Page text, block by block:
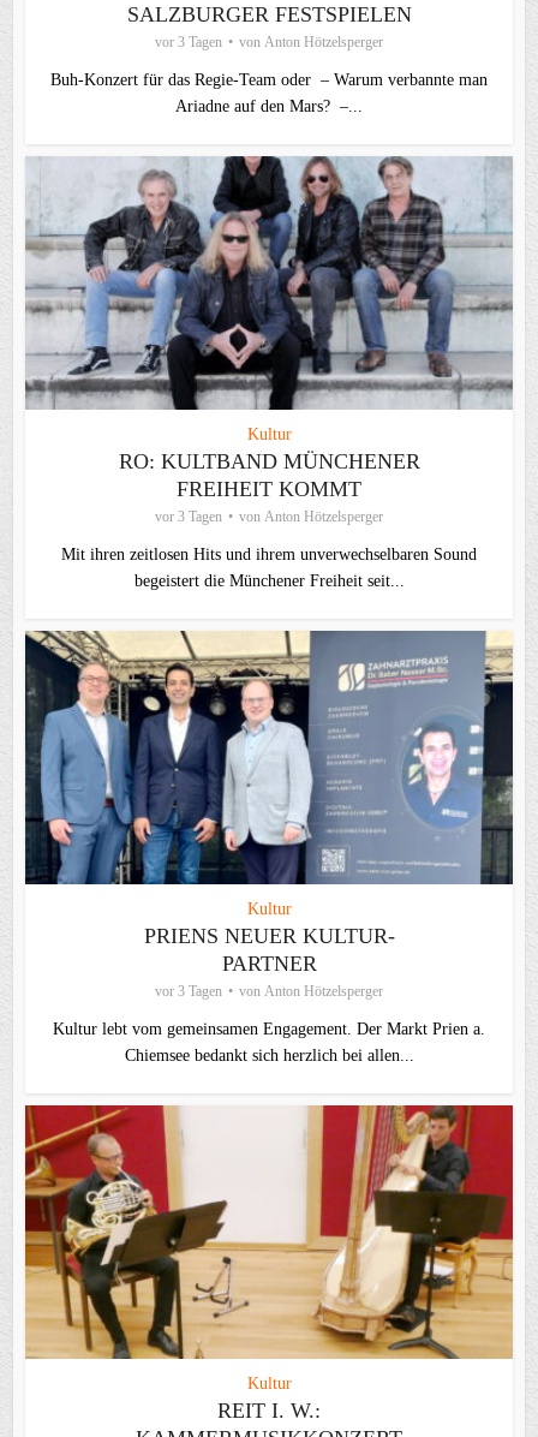
SALZBURGER FESTSPIELEN
vor 3 Tagen von Anton Hötzelsperger
Buh-Konzert für das Regie-Team oder – Warum verbannte man
Ariadne auf den Mars? –...
Kultur
RO: KULTBAND MÜNCHENER
FREIHEIT KOMMT
vor 3 Tagen von Anton Hötzelsperger
Mit ihren zeitlosen Hits und ihrem unverwechselbaren Sound
begeistert die Münchener Freiheit seit...
Kultur
PRIENS NEUER KULTUR-
PARTNER
vor 3 Tagen von Anton Hötzelsperger
Kultur lebt vom gemeinsamen Engagement. Der Markt Prien a.
Chiemsee bedankt sich herzlich bei allen...
Kultur
REIT I. W.: